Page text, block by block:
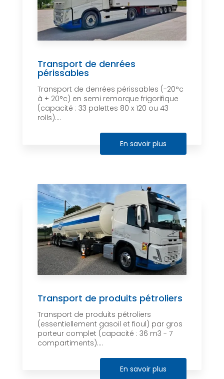
Transport de denrées
périssables
Transport de denrées périssables (-20°c
à + 20°c) en semi remorque frigorifique
(capacité : 33 palettes 80 x 120 ou 43
rolls)....
En savoir plus
Transport de produits pétroliers
Transport de produits pétroliers
(essentiellement gasoil et fioul) par gros
porteur complet (capacité : 36 m3 - 7
compartiments)....
En savoir plus